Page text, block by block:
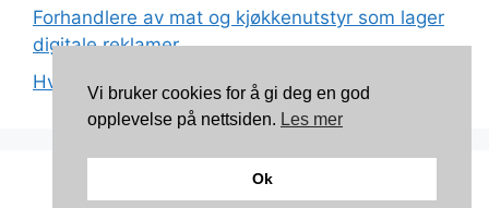
Forhandlere av mat og kjøkkenutstyr som lager
digitale reklamer
Hva betyr det at plast har matkvalitet?
Kontakt: torunnbeategjerven@gmail.com
Vi bruker cookies for å gi deg en god
opplevelse på nettsiden. Les mer
Ok